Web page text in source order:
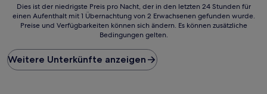
Dies
ist
Preis
pro
Nacht,
Dies ist der niedrigste Preis pro Nacht, der in den letzten 24 Stunden für
einen Aufenthalt mit 1 Übernachtung von 2 Erwachsenen gefunden wurde.
Preise und Verfügbarkeiten können sich ändern. Es können zusätzliche
Bedingungen gelten.
Weitere Unterkünfte anzeigen